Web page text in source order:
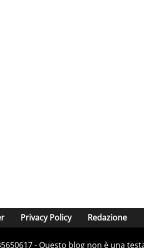
Privacy Policy Redazione
- Questo blog non è una